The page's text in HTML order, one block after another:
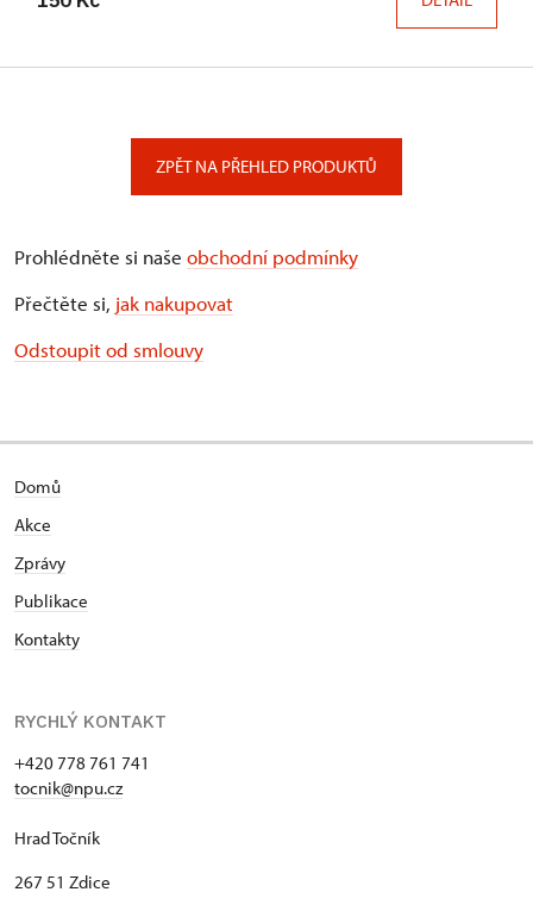
ZPĚT NA PŘEHLED PRODUKTŮ
Prohlédněte si naše obchodní podmínky
Přečtěte si, jak nakupovat
Odstoupit od smlouvy
Domů
Akce
Zprávy
Publikace
Kontakty
RYCHLÝ KONTAKT
+420 778 761 741
tocnik@npu.cz
Hrad Točník
267 51 Zdice